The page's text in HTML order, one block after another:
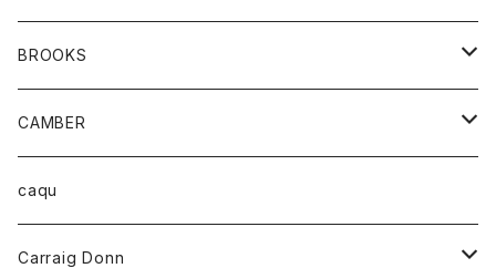
アンダーウェアー
カードホルダー
トップス
カーディガン
ボトム
オーバーオール
ショートパンツ
レディース
オーバーオール
シャツ
BROOKS
グッズ
靴
CAMBER
トップス
ハーフスリーブTシャツ
caqu
Carraig Donn